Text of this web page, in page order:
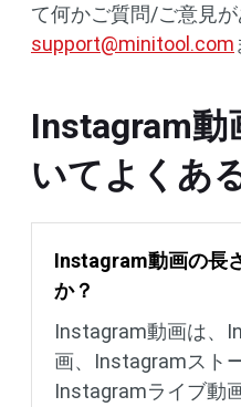
て何かご質問/ご意見
support@minitool.com
Instagram動
いてよくあ
Instagram動画の長
か？
Instagram動画は、
画、Instagramスト
Instagramライブ動